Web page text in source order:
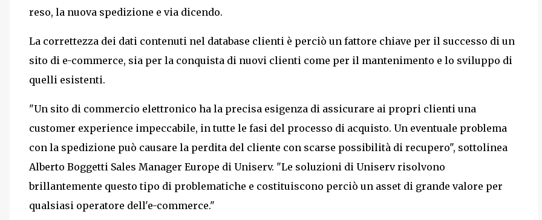
reso, la nuova spedizione e via dicendo.
La correttezza dei dati contenuti nel database clienti è perciò un fattore chiave per il successo di un
sito di e-commerce, sia per la conquista di nuovi clienti come per il mantenimento e lo sviluppo di
quelli esistenti.
"Un sito di commercio elettronico ha la precisa esigenza di assicurare ai propri clienti una
customer experience impeccabile, in tutte le fasi del processo di acquisto. Un eventuale problema
con la spedizione può causare la perdita del cliente con scarse possibilità di recupero", sottolinea
Alberto Boggetti Sales Manager Europe di Uniserv. "Le soluzioni di Uniserv risolvono
brillantemente questo tipo di problematiche e costituiscono perciò un asset di grande valore per
qualsiasi operatore dell'e-commerce."